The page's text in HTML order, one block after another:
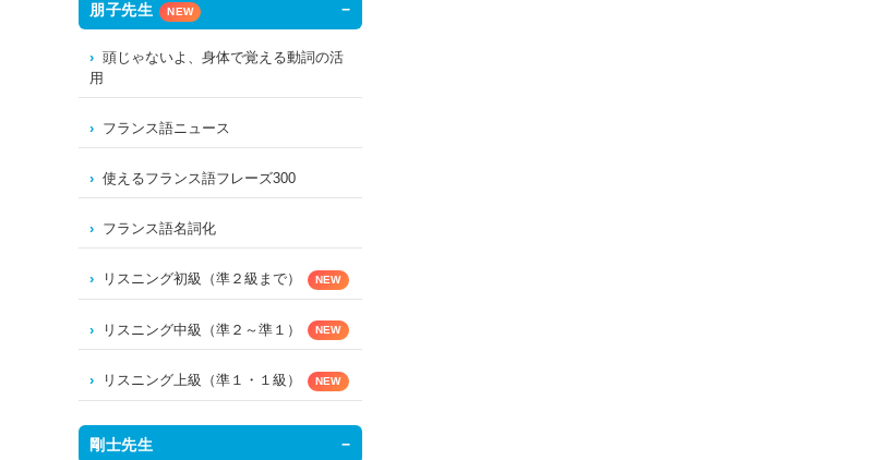
朋子先生 NEW
頭じゃないよ、身体で覚える動詞の活
用
フランス語ニュース
使えるフランス語フレーズ300
フランス語名詞化
リスニング初級（準２級まで） NEW
リスニング中級（準２～準１） NEW
リスニング上級（準１・１級） NEW
剛士先生